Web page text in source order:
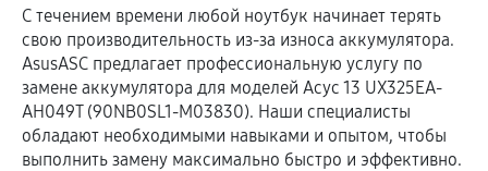
С течением времени любой ноутбук начинает терять
свою производительность из-за износа аккумулятора.
AsusASC предлагает профессиональную услугу по
замене аккумулятора для моделей Асус 13 UX325EA-
AH049T (90NB0SL1-M03830). Наши специалисты
обладают необходимыми навыками и опытом, чтобы
выполнить замену максимально быстро и эффективно.